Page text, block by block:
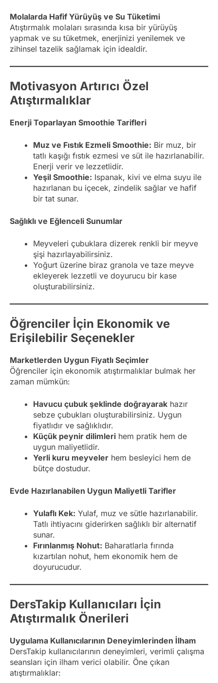
Molalarda Hafif Yürüyüş ve Su Tüketimi
Atıştırmalık molaları sırasında kısa bir yürüyüş
yapmak ve su tüketmek, enerjinizi yenilemek ve
zihinsel tazelik sağlamak için idealdir.
Motivasyon Artırıcı Özel
Atıştırmalıklar
Enerji Toparlayan Smoothie Tarifleri
Muz ve Fıstık Ezmeli Smoothie: Bir muz, bir
tatlı kaşığı fıstık ezmesi ve süt ile hazırlanabilir.
Enerji verir ve lezzetlidir.
Yeşil Smoothie: Ispanak, kivi ve elma suyu ile
hazırlanan bu içecek, zindelik sağlar ve hafif
bir tat sunar.
Sağlıklı ve Eğlenceli Sunumlar
Meyveleri çubuklara dizerek renkli bir meyve
şişi hazırlayabilirsiniz.
Yoğurt üzerine biraz granola ve taze meyve
ekleyerek lezzetli ve doyurucu bir kase
oluşturabilirsiniz.
Öğrenciler İçin Ekonomik ve
Erişilebilir Seçenekler
Marketlerden Uygun Fiyatlı Seçimler
Öğrenciler için ekonomik atıştırmalıklar bulmak her
zaman mümkün:
Havucu çubuk şeklinde doğrayarak hazır
sebze çubukları oluşturabilirsiniz. Uygun
fiyatlıdır ve sağlıklıdır.
Küçük peynir dilimleri hem pratik hem de
uygun maliyetlidir.
Yerli kuru meyveler hem besleyici hem de
bütçe dostudur.
Evde Hazırlanabilen Uygun Maliyetli Tarifler
Yulaflı Kek: Yulaf, muz ve sütle hazırlanabilir.
Tatlı ihtiyacını giderirken sağlıklı bir alternatif
sunar.
Fırınlanmış Nohut: Baharatlarla fırında
kızartılan nohut, hem ekonomik hem de
doyurucudur.
DersTakip Kullanıcıları İçin
Atıştırmalık Önerileri
Uygulama Kullanıcılarının Deneyimlerinden İlham
DersTakip kullanıcılarının deneyimleri, verimli çalışma
seansları için ilham verici olabilir. Öne çıkan
atıştırmalıklar: